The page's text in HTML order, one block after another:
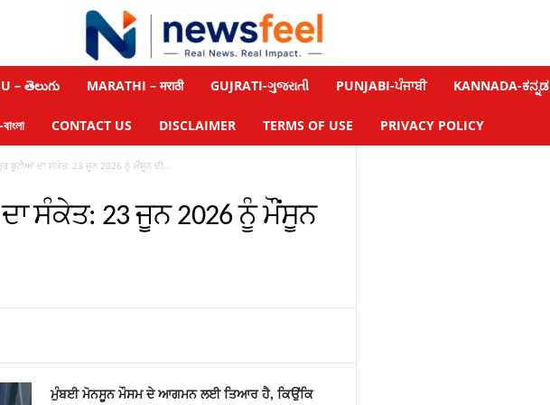
– తెలుగు MARATHI – मराठी GUJRATI-ગુજરાતી PUNJABI-ਪੰਜਾਬੀ KANNADA-ಕನ್ನಡ
CONTACT US DISCLAIMER TERMS OF USE PRIVACY POLICY
ਬੂਟੀਆਂ ਦਾ ਸੰਕੇਤ: 23 ਜੂਨ 2026 ਨੂੰ ਮੌਂਸੂਨ ਦੀ...
ਸੰਕੇਤ: 23 ਜੂਨ 2026 ਨੂੰ ਮੌਂਸੂਨ
ਮੁੰਬਈ ਮੋਨਸੂਨ ਮੌਸਮ ਦੇ ਆਗਮਨ ਲਈ ਤਿਆਰ ਹੈ, ਕਿਉਂਕਿ